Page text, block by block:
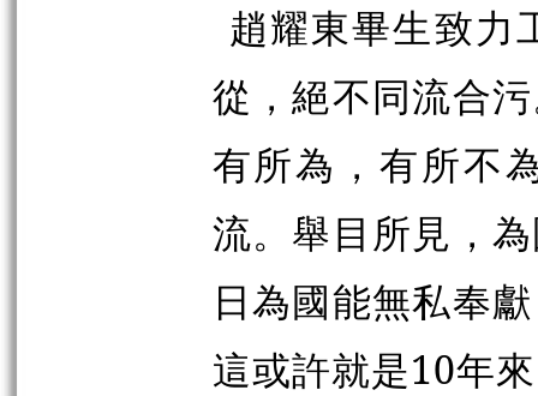
趙耀東畢生致力
從，絕不同流合
有所為，有所不
流。舉目所見，
日為國能無私奉
這或許就是10年